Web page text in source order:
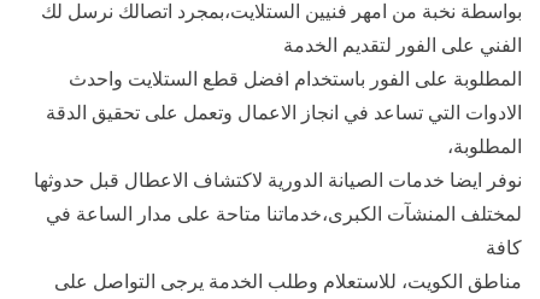
بواسطة نخبة من امهر فنيين الستلايت،بمجرد اتصالك نرسل لك
الفني على الفور لتقديم الخدمة
المطلوبة على الفور باستخدام افضل قطع الستلايت واحدث
الادوات التي تساعد في انجاز الاعمال وتعمل على تحقيق الدقة
المطلوبة،
نوفر ايضا خدمات الصيانة الدورية لاكتشاف الاعطال قبل حدوثها
لمختلف المنشآت الكبرى،خدماتنا متاحة على مدار الساعة في
كافة
مناطق الكويت، للاستعلام وطلب الخدمة يرجى التواصل على